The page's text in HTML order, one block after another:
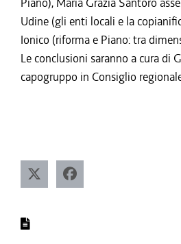
Udine (gli enti locali e la
Ionico (riforma e Piano: tra
Le conclusioni saranno a cura di
capogruppo in Consiglio